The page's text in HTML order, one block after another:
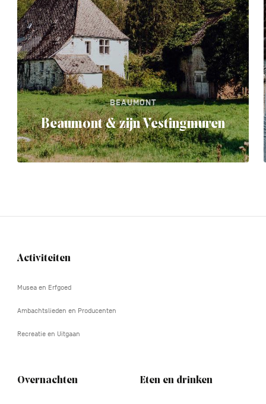
BEAUMONT
Beaumont & zijn Vestingmuren
Navigation
Activiteiten
Musea en Erfgoed
Ambachtslieden en Producenten
Recreatie en Uitgaan
Overnachten Eten en drinken